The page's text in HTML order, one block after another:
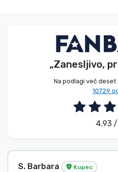
„Zanesljivo,
Na podlagi več
10729
4.93
S. Barbara Kupec
Vrste izdelkov
Blagovne znamke